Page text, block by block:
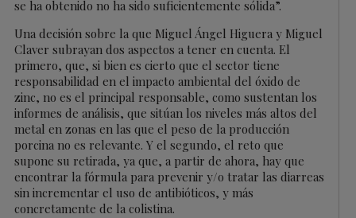
se ha obtenido no ha sido suficientemente sólida”.
Una decisión sobre la que Miguel Ángel Higuera y Miguel
Claver subrayan dos aspectos a tener en cuenta. El
primero, que, si bien es cierto que el sector tiene
responsabilidad en el impacto ambiental del óxido de
zinc, no es el principal responsable, como sustentan los
informes de análisis, que sitúan los niveles más altos del
metal en zonas en las que el peso de la producción
porcina no es relevante. Y el segundo, el reto que
supone su retirada, ya que, a partir de ahora, hay que
encontrar la fórmula para prevenir y/o tratar las diarreas
sin incrementar el uso de antibióticos, y más
concretamente de la colistina.